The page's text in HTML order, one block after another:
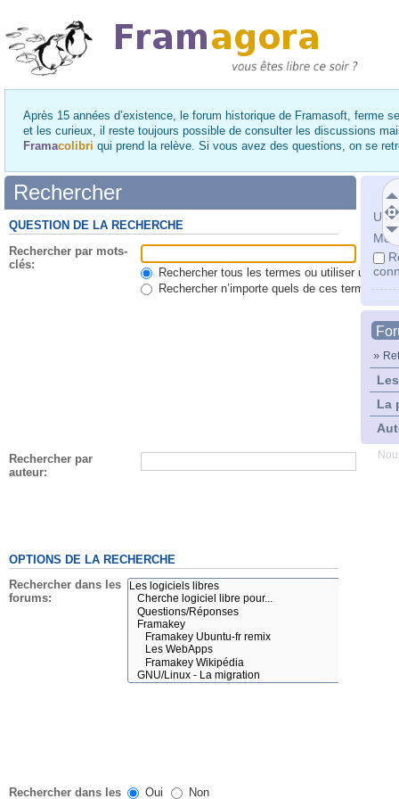
Après 15 années d’existence, le forum historique de Framasoft, ferme
et les curieux, il reste toujours possible de consulter les discussions
Framacolibri qui prend la relève. Si vous avez des questions, on se
Mot
»
La
Rechercher
QUESTION DE LA RECHERCHE
Rechercher par mots-
clés:
Rechercher tous les termes ou utiliser une
Rechercher n’importe quels de ces termes
Rechercher par
auteur:
OPTIONS DE LA RECHERCHE
Rechercher dans les
forums:
Rechercher dans les Oui Non